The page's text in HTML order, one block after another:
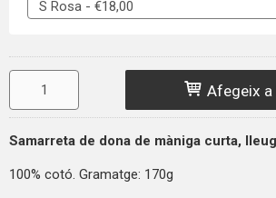
Afegeix a
Samarreta de dona de màniga curta,
100% cotó. Gramatge: 170g